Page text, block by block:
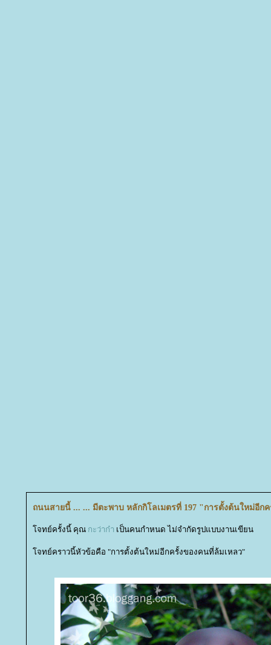
ถนนสายนี้ ... ... มีตะพาบ หลักกิโลเมตรที่ 197 "การตั้งต้นใหม่อีก
จทย์ครั้งนี้ คุณ กะว่าก๋า เป็นคนกำหนด ไม่จำกัดรูปแบบงานเขียน
จทย์คราวนี้หัวข้อคือ "การตั้งต้นใหม่อีกครั้งของคนที่ล้มเหลว"